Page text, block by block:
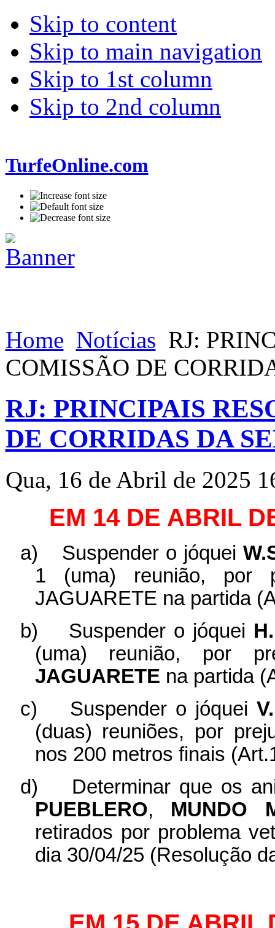
Skip to content
Skip to main navigation
Skip to 1st column
Skip to 2nd column
TurfeOnline.com
Home Notícias RJ:
COMISSÃO DE
RJ: PRINCIPAIS
DE CORRIDAS DA
Qua, 16 de Abril de 2025
EM 14 DE ABRIL
a) Suspender o jóquei
1 (uma) reunião, por
JAGUARETE na partida
b)
Suspender o jóquei
(uma) reunião, por
JAGUARETE na partida
c)
Suspender o jóquei
(duas) reuniões, por
nos 200 metros finais
d)
Determinar que os
PUEBLERO, MUNDO
retirados por problema
dia 30/04/25 (Resolução